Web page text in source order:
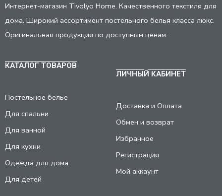
Интернет-магазин Tivolyo Home. Качественного текстиля для
дома. Широкий ассортимент постельного белья класса люкс.
Оригинальная продукция по доступным ценам.
КАТАЛОГ ТОВАРОВ
Постельное белье
Для спальни
Для ванной
Для кухни
Одежда для дома
Для детей
ЛИЧНЫЙ КАБИНЕТ
Доставка и Оплата
Обмен и возврат
Избранное
Регистрация
Мой аккаунт